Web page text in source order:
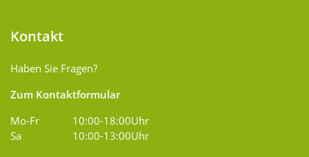
Kontakt
Haben Sie Fragen?
Zum Kontaktformular
Mo-Fr
10:00-18:00Uhr
Sa
10:00-13:00Uhr